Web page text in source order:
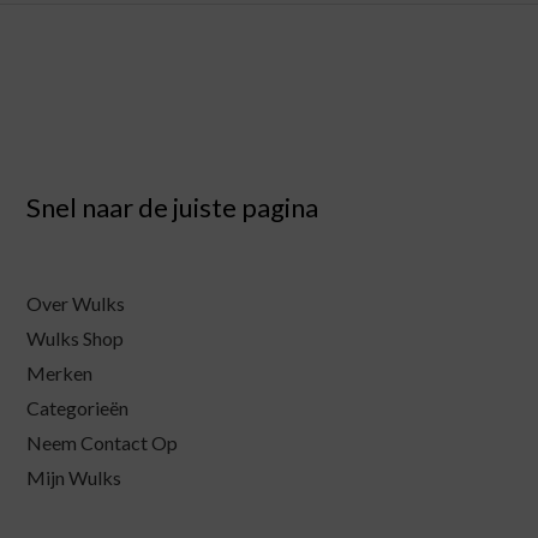
Snel naar de juiste pagina
Over Wulks
Wulks Shop
Merken
Categorieën
Neem Contact Op
Mijn Wulks